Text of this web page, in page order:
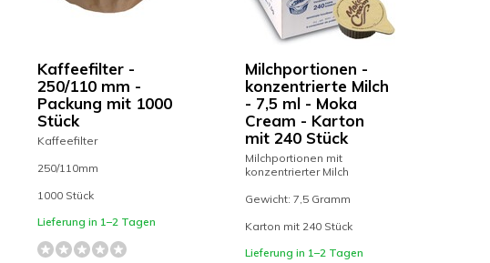
Kaffeefilter -
250/110 mm -
Packung mit 1000
Stück
Kaffeefilter
250/110mm
1000 Stück
Lieferung in 1–2 Tagen
Milchportionen -
konzentrierte Milch
- 7,5 ml - Moka
Cream - Karton
mit 240 Stück
Milchportionen mit
konzentrierter Milch
Gewicht: 7,5 Gramm
Karton mit 240 Stück
Lieferung in 1–2 Tagen